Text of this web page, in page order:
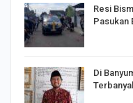
Resi
Pasukan
Di